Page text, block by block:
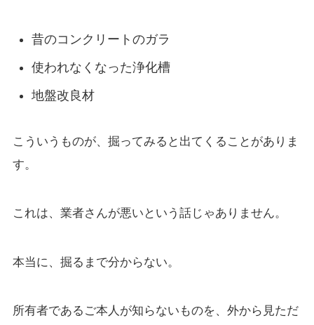
昔のコンクリートのガラ
使われなくなった浄化槽
地盤改良材
こういうものが、掘ってみると出てくることがありま
す。
これは、業者さんが悪いという話じゃありません。
本当に、掘るまで分からない。
所有者であるご本人が知らないものを、外から見ただ